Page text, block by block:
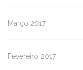
Março 2017
Fevereiro 2017